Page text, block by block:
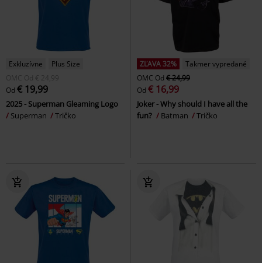
Exkluzívne
Plus Size
OMC Od € 24,99
Od € 19,99
2025 - Superman Gleaming Logo
Superman
Tričko
ZĽAVA 32%
Takmer vypredané
OMC Od € 24,99
Od € 16,99
Joker - Why should I have all the
fun?
Batman Tričko